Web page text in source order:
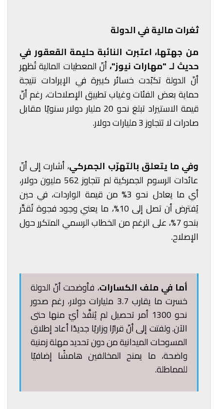
ثغرات مالية في الدولة
من جهتها، اعتبرت النائبة حليمة القعقور في
حديث لـ "مهارات نيوز"،أنّ المعطيات المالية تُظهر
أنّ الدولة تكبّدت خسائر كبيرة في الإيرادات نتيجة
حماية بعض الفئات وغياب تطبيق الإصلاحات، رغم أنّ
قيمة الاستيراد تبلغ نحو 20 مليار دولار سنويًا مقابل
صادرات لا تتجاوز 3 مليارات دولار.
وفي ما يتعلق بالتهرّب الجمركي، أشارت إلى أنّ
عائدات الرسوم الجمركية لم تتجاوز 562 مليون دولار،
أي ما يعادل نحو 3% من قيمة الواردات، في حين
يُفترض أن تصل إلى 10%، ما يعني وجود فجوة تُقدَّر
بنحو 7%، على الرغم من الخطاب الرسمي المتكرر حول
الإصلاح.
أما في ملف الكسارات، فأوضحت أنّ الدولة
خسرت ما يقارب 3.7 مليارات دولار، رغم صدور
نحو 1300 أمر تحصيل لم يُنفَّذ أيّ منها حتى
الآن. ولفتت إلى أنّ قرارًا وزاريًا جديدًا أعاد إطلاق
المسوحات الميدانية من دون تحديد مهلة زمنية
واضحة، ما يمنح المخالفين هامشًا إضافيًا
للمماطلة.